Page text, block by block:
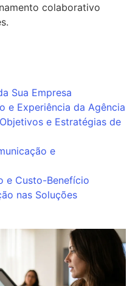
colaborativo
Sua Empresa
e Experiência da Agência
e Estratégias de
e
e Custo-Benefício
nas Soluções